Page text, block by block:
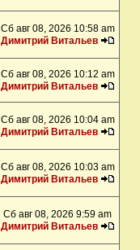
Сб авг 08, 2026 10:58 am
Димитрий Витальев
Сб авг 08, 2026 10:12 am
Димитрий Витальев
Сб авг 08, 2026 10:04 am
Димитрий Витальев
Сб авг 08, 2026 10:03 am
Димитрий Витальев
Сб авг 08, 2026 9:59 am
Димитрий Витальев